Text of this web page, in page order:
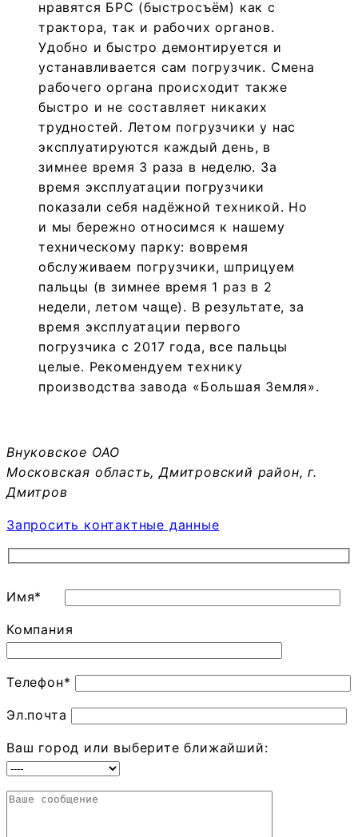
нравятся БРС (быстросъём) как с
трактора, так и рабочих органов.
Удобно и быстро демонтируется и
устанавливается сам погрузчик. Смена
рабочего органа происходит также
быстро и не составляет никаких
трудностей. Летом погрузчики у нас
эксплуатируются каждый день, в
зимнее время 3 раза в неделю. За
время эксплуатации погрузчики
показали себя надёжной техникой. Но
и мы бережно относимся к нашему
техническому парку: вовремя
обслуживаем погрузчики, шприцуем
пальцы (в зимнее время 1 раз в 2
недели, летом чаще). В результате, за
время эксплуатации первого
погрузчика с 2017 года, все пальцы
целые. Рекомендуем технику
производства завода «Большая Земля».
Внуковское ОАО
Московская область, Дмитровский район, г.
Дмитров
Запросить контактные данные
Имя*
Компания
Телефон*
Эл.почта
Ваш город или выберите ближайший: